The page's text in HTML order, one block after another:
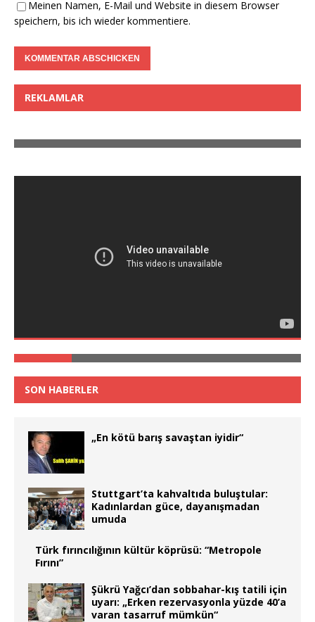
Meinen Namen, E-Mail und Website in diesem Browser
speichern, bis ich wieder kommentiere.
REKLAMLAR
SON HABERLER
„En kötü barış savaştan iyidir“
Stuttgart’ta kahvaltıda buluştular:
Kadınlardan güce, dayanışmadan
umuda
Türk fırıncılığının kültür köprüsü: “Metropole
Fırını”
Şükrü Yağcı’dan sobbahar-kış tatili için
uyarı: „Erken rezervasyonla yüzde 40’a
varan tasarruf mümkün“